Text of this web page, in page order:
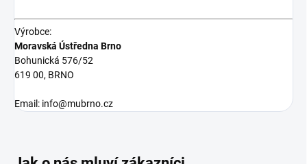
Výrobce:
Moravská Ústředna Brno
Bohunická 576/52
619 00, BRNO
Email: info@mubrno.cz